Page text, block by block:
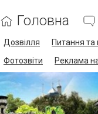
Головна
Дозвілля Питання та
Фотозвіти
Реклама